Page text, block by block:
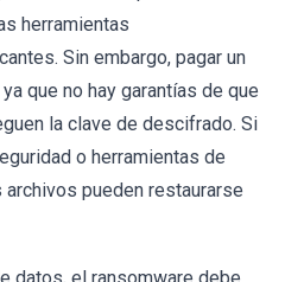
herramientas
Sin embargo, pagar un
que no hay garantías de que
la clave de descifrado. Si
o herramientas de
pueden restaurarse